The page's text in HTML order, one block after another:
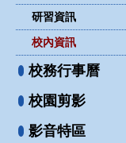
研習資訊
校內資訊
校務行事曆
校園剪影
影音特區